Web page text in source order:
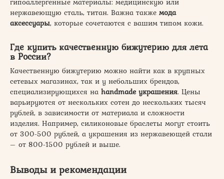
нержавеющую сталь, титан. Важна также мода
аксессуары, которые сочетаются с вашим типом кожи.
Где купить качественную бижутерию для лета
в России?
Качественную бижутерию можно найти как в крупных
сетевых магазинах, так и у небольших брендов,
специализирующихся на handmade украшения. Цены
варьируются от нескольких сотен до нескольких тысяч
рублей, в зависимости от материала и сложности
изделия. Например, силиконовые браслеты могут стоить
от 300-500 рублей, а украшения из нержавеющей стали
– от 800-1500 рублей и выше.
Выводы и рекомендации